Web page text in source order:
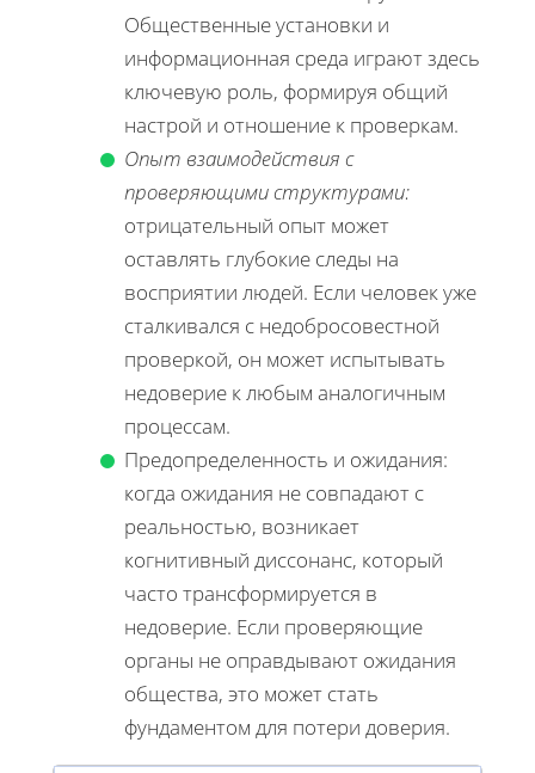
Общественные установки и
информационная среда играют здесь
ключевую роль, формируя общий
настрой и отношение к проверкам.
Опыт взаимодействия с
проверяющими структурами:
отрицательный опыт может
оставлять глубокие следы на
восприятии людей. Если человек уже
сталкивался с недобросовестной
проверкой, он может испытывать
недоверие к любым аналогичным
процессам.
Предопределенность и ожидания:
когда ожидания не совпадают с
реальностью, возникает
когнитивный диссонанс, который
часто трансформируется в
недоверие. Если проверяющие
органы не оправдывают ожидания
общества, это может стать
фундаментом для потери доверия.